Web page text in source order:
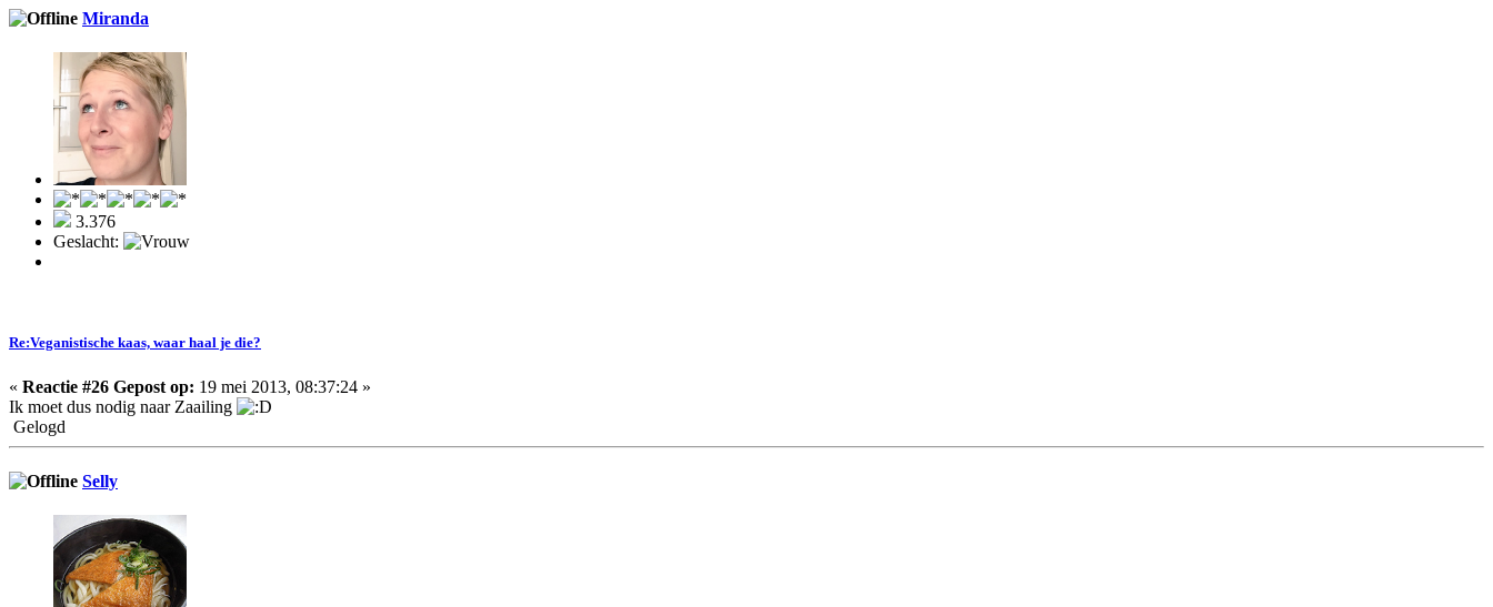
Miranda
3.376
Geslacht:
Re:Veganistische kaas, waar haal je die?
« Reactie #26 Gepost op: 19 mei 2013, 08:37:24 »
Ik moet dus nodig naar Zaailing
Gelogd
Selly